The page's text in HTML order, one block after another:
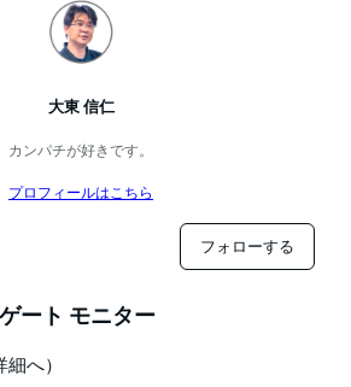
大東 信仁
カンパチが好きです。
プロフィールはこちら
フォローする
ート モニター
へ）